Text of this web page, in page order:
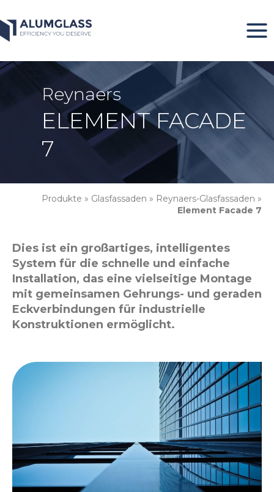
Inhalt
springen
Reynaers
ELEMENT FACADE
7
Produkte » Glasfassaden » Reynaers-Glasfassaden »
Element Facade 7
Dies ist ein großartiges, intelligentes
System für die schnelle und einfache
Installation, das eine vielseitige Montage
mit gemeinsamen Gehrungs- und geraden
Eckverbindungen für industrielle
Konstruktionen ermöglicht.